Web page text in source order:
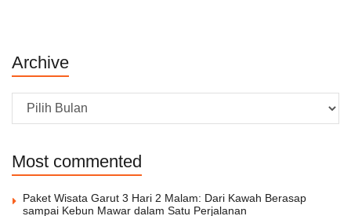
Archive
Archive
Most commented
Paket Wisata Garut 3 Hari 2 Malam: Dari Kawah Berasap
sampai Kebun Mawar dalam Satu Perjalanan